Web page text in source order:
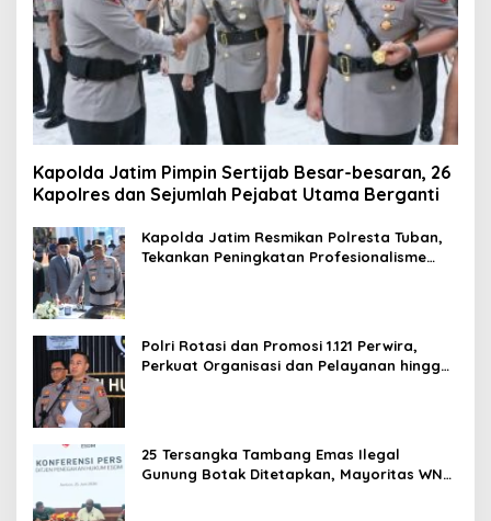
Kapolda Jatim Pimpin Sertijab Besar-besaran, 26
Kapolres dan Sejumlah Pejabat Utama Berganti
Kapolda Jatim Resmikan Polresta Tuban,
Tekankan Peningkatan Profesionalisme
Polri Rotasi dan Promosi 1.121 Perwira,
Perkuat Organisasi dan Pelayanan hingga
25 Tersangka Tambang Emas Ilegal
Gunung Botak Ditetapkan, Mayoritas WN